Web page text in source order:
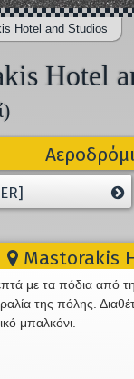
Hotel and Studios
Hotel
Mastorakis
με τα πόδια από
της πόλης.
μπαλκόνι.